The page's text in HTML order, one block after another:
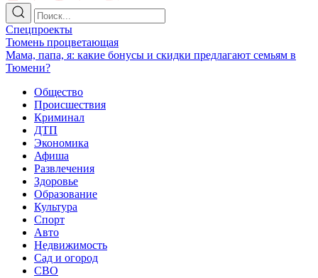
Спецпроекты
Тюмень процветающая
Мама, папа, я: какие бонусы и скидки предлагают семьям в
Тюмени?
Общество
Происшествия
Криминал
ДТП
Экономика
Афиша
Развлечения
Здоровье
Образование
Культура
Спорт
Авто
Недвижимость
Сад и огород
СВО